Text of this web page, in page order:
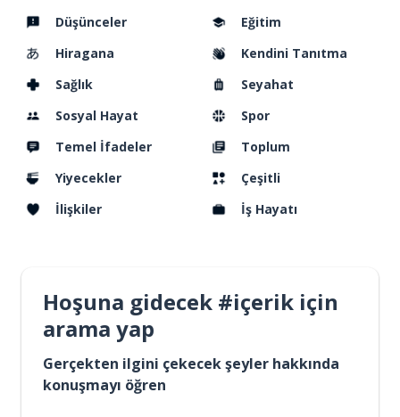
Düşünceler
Eğitim
Hiragana
Kendini Tanıtma
Sağlık
Seyahat
Sosyal Hayat
Spor
Temel İfadeler
Toplum
Yiyecekler
Çeşitli
İlişkiler
İş Hayatı
Hoşuna gidecek #içerik için
arama yap
Gerçekten ilgini çekecek şeyler hakkında
konuşmayı öğren